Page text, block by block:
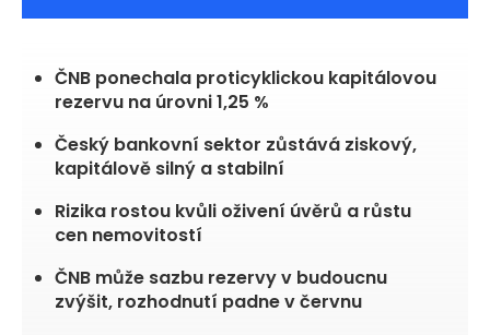
ČNB ponechala proticyklickou kapitálovou
rezervu na úrovni 1,25 %
Český bankovní sektor zůstává ziskový,
kapitálově silný a stabilní
Rizika rostou kvůli oživení úvěrů a růstu
cen nemovitostí
ČNB může sazbu rezervy v budoucnu
zvýšit, rozhodnutí padne v červnu